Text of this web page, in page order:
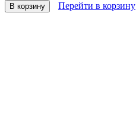
В корзину Перейти в корзину